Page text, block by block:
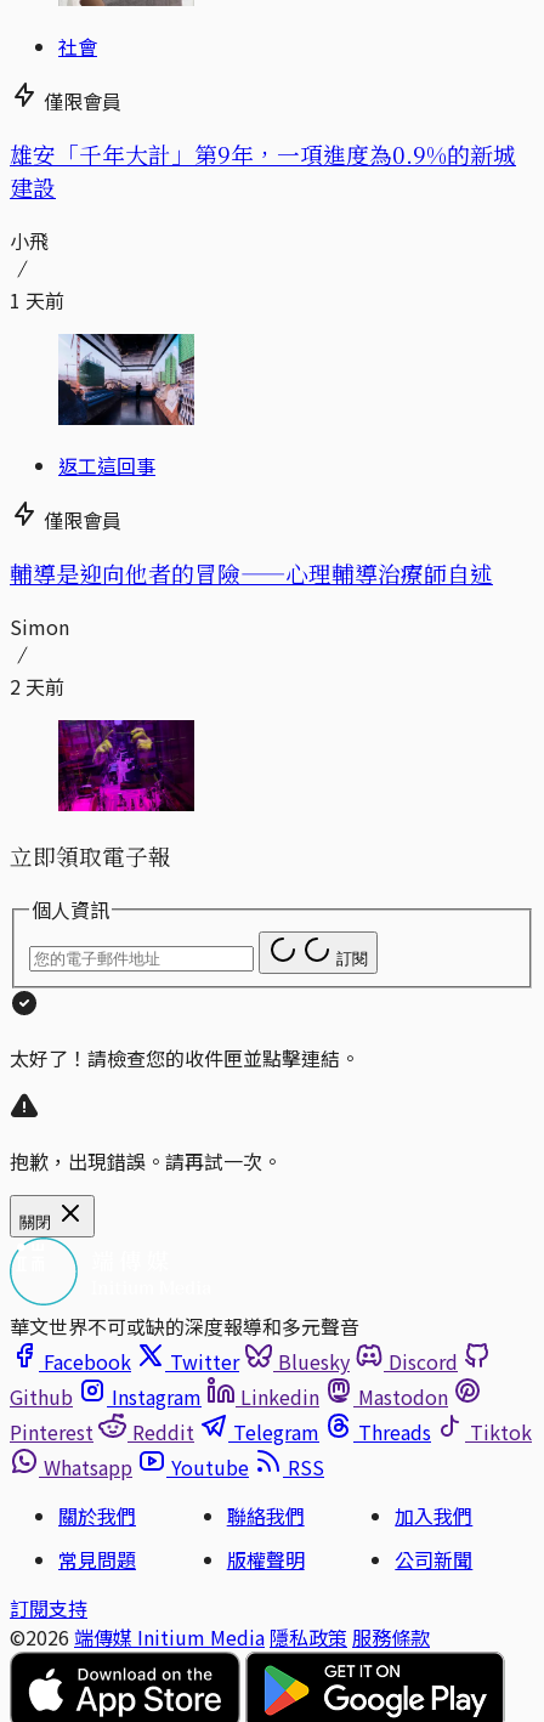
社會
僅限會員
​​雄安「千年大計」第9年，一項進度為0.9%的新城
建設
小飛
1 天前
返工這回事
僅限會員
輔導是迎向他者的冒險——心理輔導治療師自述
Simon
2 天前
立即領取電子報
個人資訊
訂閱
太好了！請檢查您的收件匣並點擊連結。
抱歉，出現錯誤。請再試一次。
關閉
華文世界不可或缺的深度報導和多元聲音
Facebook
Twitter Bluesky
Discord
Github
Instagram Linkedin
Mastodon
Pinterest
Reddit Telegram Threads
Tiktok
Whatsapp
Youtube
RSS
關於我們
聯絡我們
加入我們
常見問題
版權聲明
公司新聞
訂閱支持
©2026 端傳媒 Initium Media 隱私政策 服務條款